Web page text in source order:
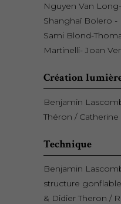
Nguyen Van
Shanghaï Bolero
Sami Blond-
Martinelli- Joan
Création
Benjamin
Théron /
Technique
Benjamin
structure
& Didier Theron /